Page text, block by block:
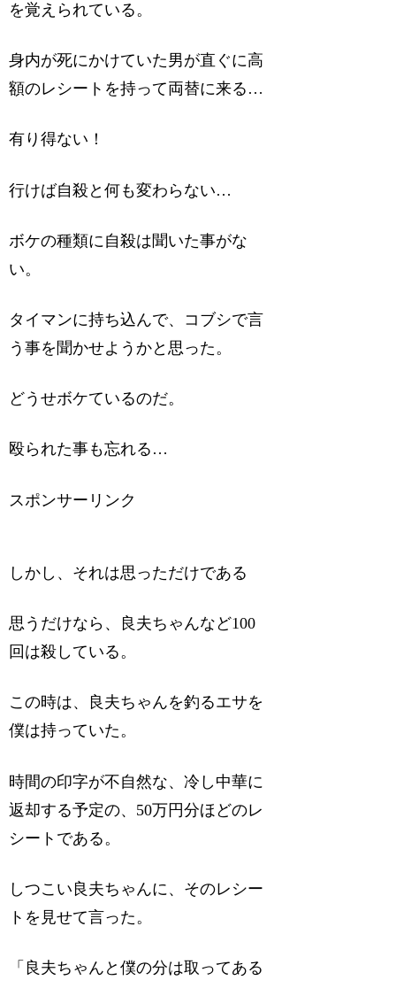
を覚えられている。
身内が死にかけていた男が直ぐに高
額のレシートを持って両替に来る…
有り得ない！
行けば自殺と何も変わらない…
ボケの種類に自殺は聞いた事がな
い。
タイマンに持ち込んで、コブシで言
う事を聞かせようかと思った。
どうせボケているのだ。
殴られた事も忘れる…
スポンサーリンク
しかし、それは思っただけである
思うだけなら、良夫ちゃんなど100
回は殺している。
この時は、良夫ちゃんを釣るエサを
僕は持っていた。
時間の印字が不自然な、冷し中華に
返却する予定の、50万円分ほどのレ
シートである。
しつこい良夫ちゃんに、そのレシー
トを見せて言った。
「良夫ちゃんと僕の分は取ってある